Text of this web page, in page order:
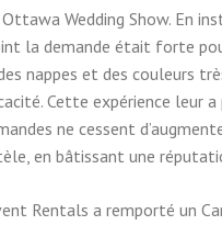
Wedding Show. En
la demande était forte
nappes et des couleurs
Cette expérience leur a
ne cessent
en bâtissant une
Rentals a remporté un